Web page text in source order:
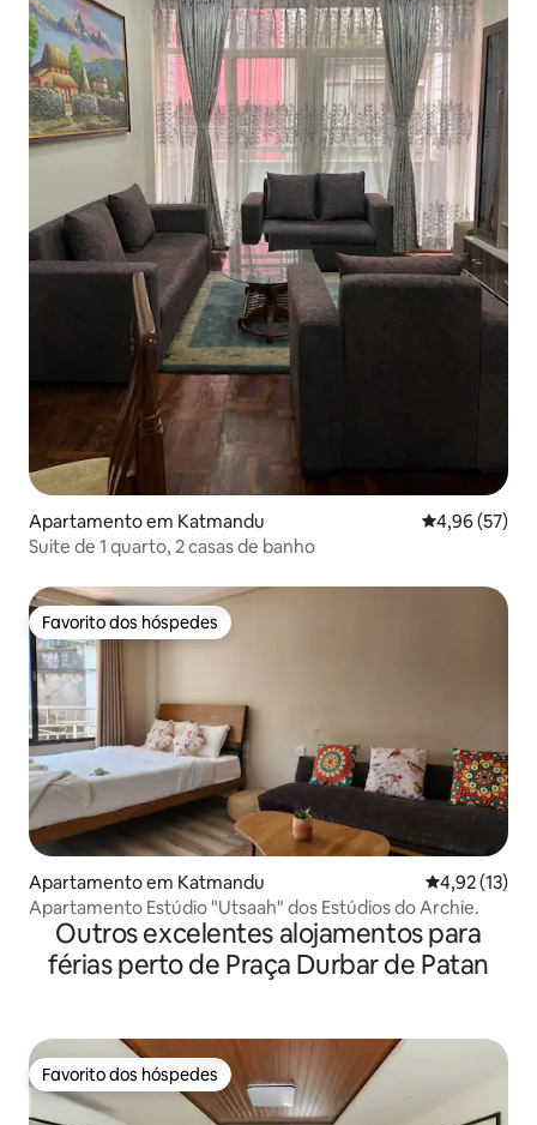
Apartamento em Katmandu Classificação
4,96 (57)
Suite de 1 quarto, 2 casas de banho
Favorito dos hóspedes
Favorito dos hóspedes
Apartamento em Katmandu Classificação
4,92 (13)
Apartamento Estúdio "Utsaah" dos Estúdios do Archie.
Outros excelentes alojamentos para
férias perto de Praça Durbar de Patan
Favorito dos hóspedes
Favorito dos hóspedes